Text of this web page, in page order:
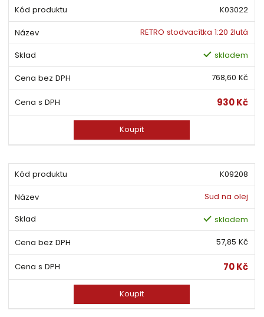
K03022
RETRO stodvacítka 1:20 žlutá
skladem
768,60 Kč
930 Kč
Koupit
K09208
Sud na olej
skladem
57,85 Kč
70 Kč
Koupit